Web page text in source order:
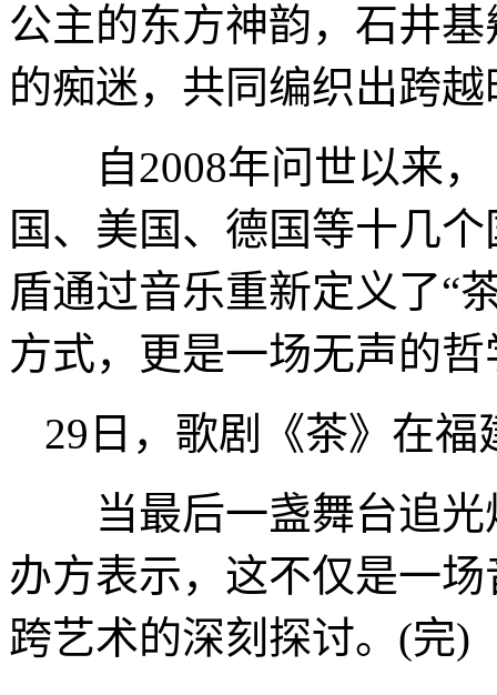
公主的东方神韵，石井
的痴迷，共同编织出跨
自2008年问世以来，
国、美国、德国等十几
盾通过音乐重新定义了“
方式，更是一场无声的
29日，歌剧《茶》在
当最后一盏舞台追光
办方表示，这不仅是一
跨艺术的深刻探讨。(完)